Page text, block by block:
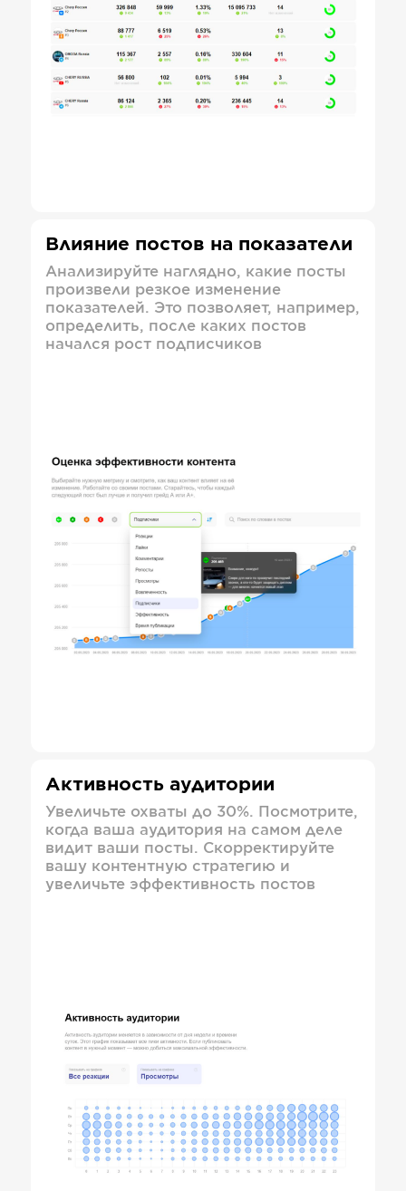
Влияние постов на показатели
Анализируйте наглядно, какие посты
произвели резкое изменение
показателей. Это позволяет, например,
определить, после каких постов
начался рост подписчиков
Активность аудитории
Увеличьте охваты до 30%. Посмотрите,
когда ваша аудитория на самом деле
видит ваши посты. Скорректируйте
вашу контентную стратегию и
увеличьте эффективность постов